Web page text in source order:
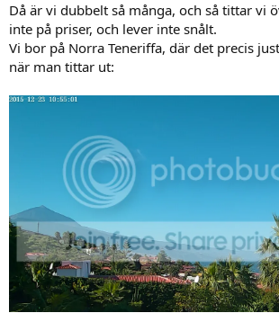
Då är vi dubbelt så många, och så tittar vi
inte på priser, och lever inte snålt.
Vi bor på Norra Teneriffa, där det precis
när man tittar ut: